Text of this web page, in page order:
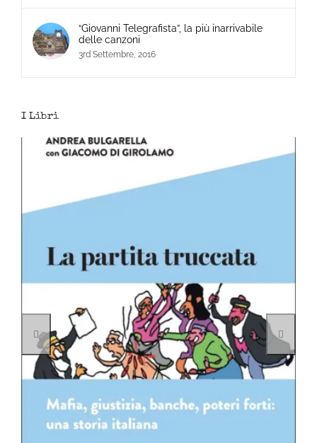
“Giovanni Telegrafista”, la più inarrivabile
delle canzoni
3rd Settembre, 2016
I Libri